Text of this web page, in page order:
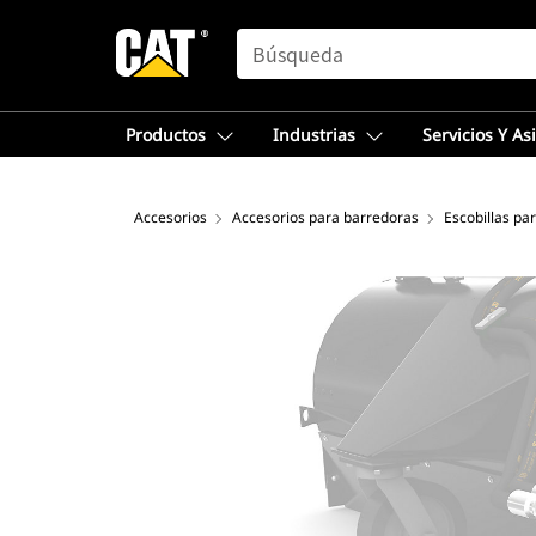
SEARCH
Productos Industrias Servicios Y
Accesorios Accesorios para barredoras Escobillas